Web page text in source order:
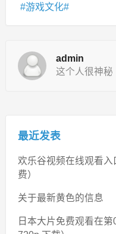
游戏文化
admin
这个人很神秘
最近发表
欢乐谷视频在线观看
费）
关于最新黄色的信息
日本大片免费观看在